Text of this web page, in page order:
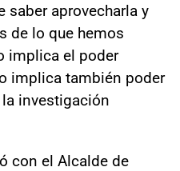
saber aprovecharla y
de lo que hemos
implica el poder
implica también poder
investigación
con el Alcalde de